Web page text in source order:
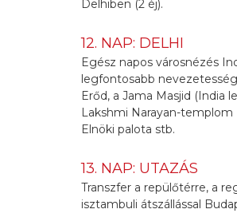
Delhiben (2 éj).
12. NAP: DELHI
Egész napos városnézés
legfontosabb
Erőd, a Jama Masjid (India
Lakshmi Narayan-
Elnöki palota stb.
13. NAP: UTAZÁS
Transzfer a repülőtérre, a
isztambuli átszállással